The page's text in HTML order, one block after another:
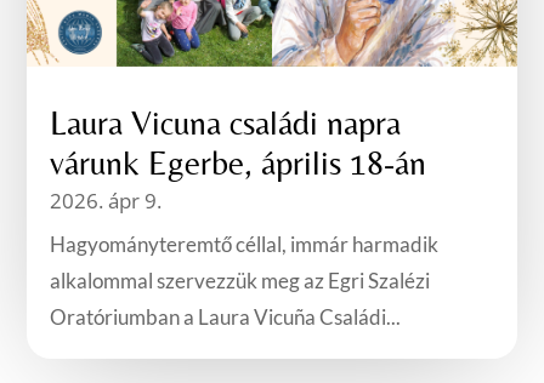
Laura Vicuna családi napra
várunk Egerbe, április 18-án
2026. ápr 9.
Hagyományteremtő céllal, immár harmadik
alkalommal szervezzük meg az Egri Szalézi
Oratóriumban a Laura Vicuña Családi...